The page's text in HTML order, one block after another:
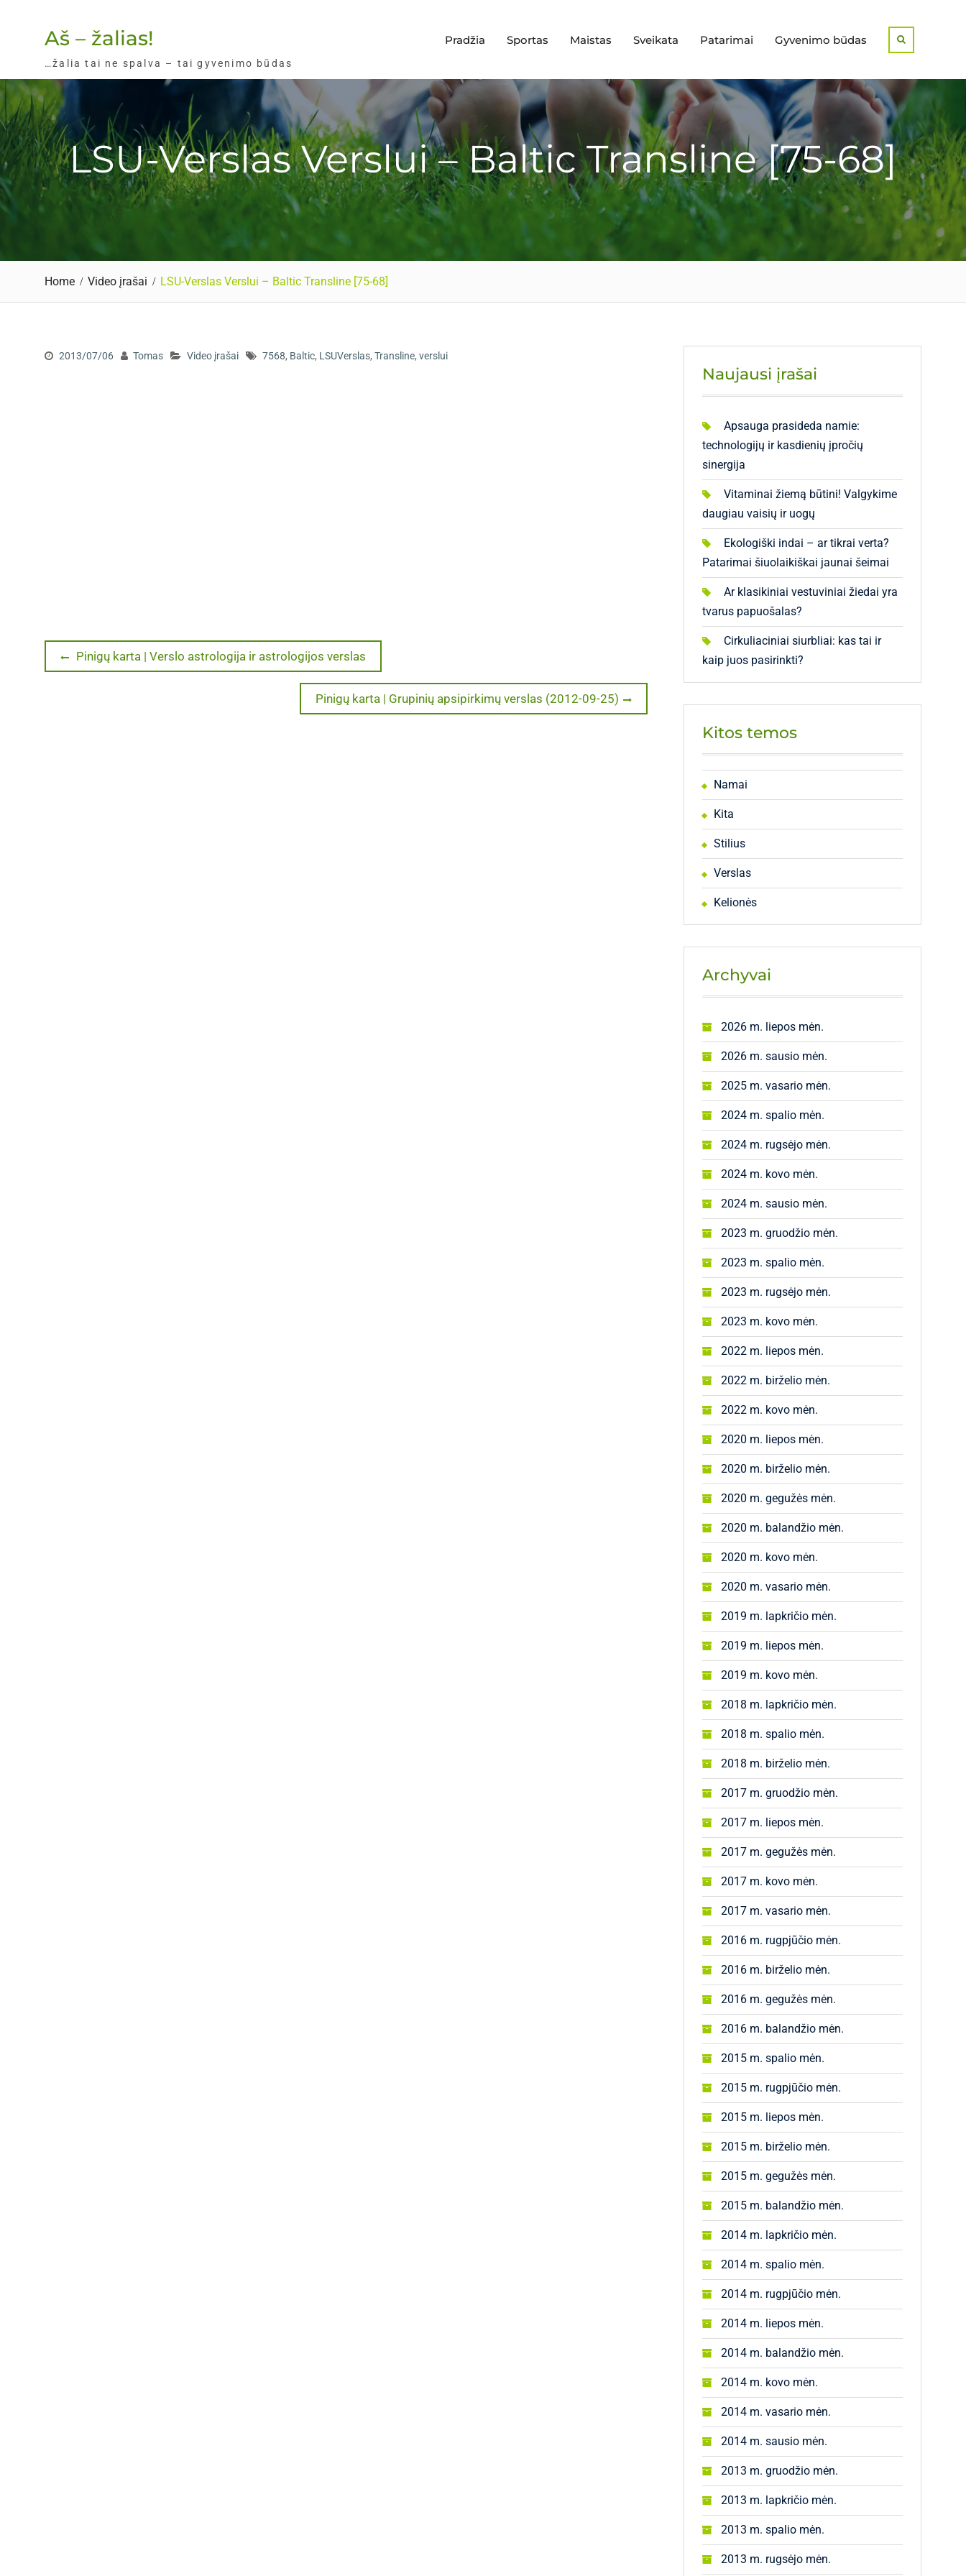
Aš – žalias!
…žalia tai ne spalva – tai gyvenimo būdas
Pradžia Sportas Maistas Sveikata Patarimai Gyvenimo būdas
LSU-Verslas Verslui – Baltic Transline [75-68]
Home Video įrašai LSU-Verslas Verslui – Baltic Transline [75-68]
2013/07/06 Tomas Video įrašai 7568, Baltic, LSUVerslas, Transline, verslui
Navigacija
Previous
post:
Pinigų karta | Verslo astrologija ir astrologijos verslas
Next
post:
Pinigų karta | Grupinių apsipirkimų verslas (2012-09-25)
Naujausi įrašai
Apsauga prasideda namie:
technologijų ir kasdienių įpročių
sinergija
Vitaminai žiemą būtini! Valgykime
daugiau vaisių ir uogų
Ekologiški indai – ar tikrai verta?
Patarimai šiuolaikiškai jaunai šeimai
Ar klasikiniai vestuviniai žiedai yra
tvarus papuošalas?
Cirkuliaciniai siurbliai: kas tai ir
kaip juos pasirinkti?
Kitos temos
Namai
Kita
Stilius
Verslas
Kelionės
Archyvai
2026 m. liepos mėn.
2026 m. sausio mėn.
2025 m. vasario mėn.
2024 m. spalio mėn.
2024 m. rugsėjo mėn.
2024 m. kovo mėn.
2024 m. sausio mėn.
2023 m. gruodžio mėn.
2023 m. spalio mėn.
2023 m. rugsėjo mėn.
2023 m. kovo mėn.
2022 m. liepos mėn.
2022 m. birželio mėn.
2022 m. kovo mėn.
2020 m. liepos mėn.
2020 m. birželio mėn.
2020 m. gegužės mėn.
2020 m. balandžio mėn.
2020 m. kovo mėn.
2020 m. vasario mėn.
2019 m. lapkričio mėn.
2019 m. liepos mėn.
2019 m. kovo mėn.
2018 m. lapkričio mėn.
2018 m. spalio mėn.
2018 m. birželio mėn.
2017 m. gruodžio mėn.
2017 m. liepos mėn.
2017 m. gegužės mėn.
2017 m. kovo mėn.
2017 m. vasario mėn.
2016 m. rugpjūčio mėn.
2016 m. birželio mėn.
2016 m. gegužės mėn.
2016 m. balandžio mėn.
2015 m. spalio mėn.
2015 m. rugpjūčio mėn.
2015 m. liepos mėn.
2015 m. birželio mėn.
2015 m. gegužės mėn.
2015 m. balandžio mėn.
2014 m. lapkričio mėn.
2014 m. spalio mėn.
2014 m. rugpjūčio mėn.
2014 m. liepos mėn.
2014 m. balandžio mėn.
2014 m. kovo mėn.
2014 m. vasario mėn.
2014 m. sausio mėn.
2013 m. gruodžio mėn.
2013 m. lapkričio mėn.
2013 m. spalio mėn.
2013 m. rugsėjo mėn.